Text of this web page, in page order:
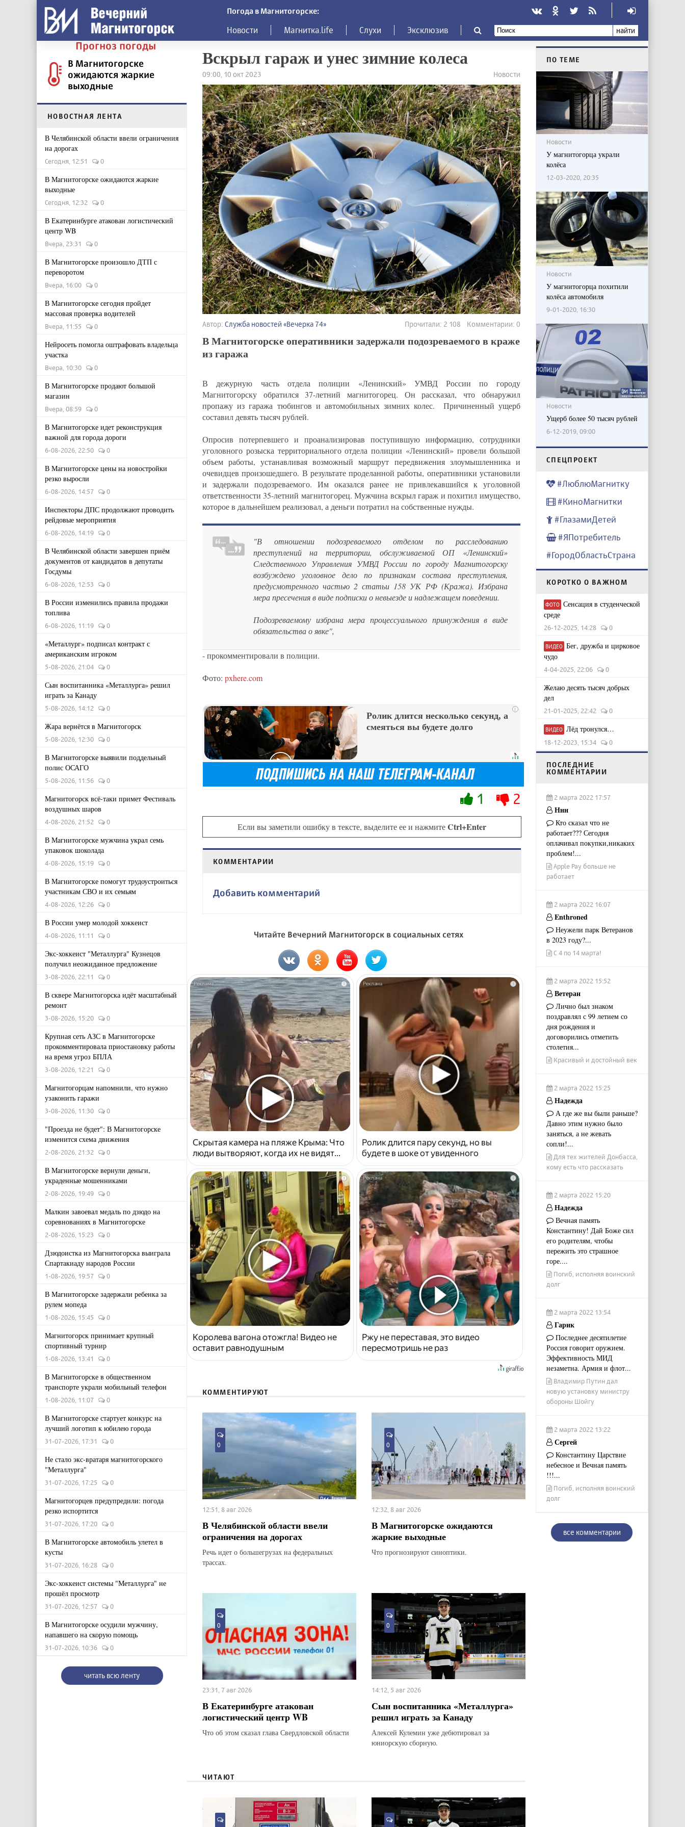
Погода в Магнитогорске:
Новости Магнитка.life Слухи Эксклюзив найти
Прогноз погоды
В Магнитогорске
ожидаются жаркие
выходные
НОВОСТНАЯ ЛЕНТА
В Челябинской области ввели ограничения
на дорогах
Сегодня, 12:51 0
В Магнитогорске ожидаются жаркие
выходные
Сегодня, 12:32 0
В Екатеринбурге атакован логистический
центр WB
Вчера, 23:31 0
В Магнитогорске произошло ДТП с
переворотом
Вчера, 16:00 0
В Магнитогорске сегодня пройдет
массовая проверка водителей
Вчера, 11:55 0
Нейросеть помогла оштрафовать владельца
участка
Вчера, 10:30 0
В Магнитогорске продают большой
магазин
Вчера, 08:59 0
В Магнитогорске идет реконструкция
важной для города дороги
6-08-2026, 22:50 0
В Магнитогорске цены на новостройки
резко выросли
6-08-2026, 14:57 0
Инспекторы ДПС продолжают проводить
рейдовые мероприятия
6-08-2026, 14:19 0
В Челябинской области завершен приём
документов от кандидатов в депутаты
Госдумы
6-08-2026, 12:53 0
В России изменились правила продажи
топлива
6-08-2026, 11:19 0
«Металлург» подписал контракт с
американским игроком
5-08-2026, 21:04 0
Сын воспитанника «Металлурга» решил
играть за Канаду
5-08-2026, 14:12 0
Жара вернётся в Магнитогорск
5-08-2026, 12:30 0
В Магнитогорске выявили поддельный
полис ОСАГО
5-08-2026, 11:56 0
Магнитогорск всё-таки примет Фестиваль
воздушных шаров
4-08-2026, 21:52 0
В Магнитогорске мужчина украл семь
упаковок шоколада
4-08-2026, 15:19 0
В Магнитогорске помогут трудоустроиться
участникам СВО и их семьям
4-08-2026, 12:26 0
В России умер молодой хоккеист
4-08-2026, 11:11 0
Экс-хоккеист "Металлурга" Кузнецов
получил неожиданное предложение
3-08-2026, 22:11 0
В сквере Магнитогорска идёт масштабный
ремонт
3-08-2026, 15:20 0
Крупная сеть АЗС в Магнитогорске
прокомментировала приостановку работы
на время угроз БПЛА
3-08-2026, 12:21 0
Магнитогорцам напомнили, что нужно
узаконить гаражи
3-08-2026, 11:30 0
"Проезда не будет": В Магнитогорске
изменится схема движения
2-08-2026, 21:32 0
В Магнитогорске вернули деньги,
украденные мошенниками
2-08-2026, 19:49 0
Малкин завоевал медаль по дзюдо на
соревнованиях в Магнитогорске
2-08-2026, 15:23 0
Дзюдоистка из Магнитогорска выиграла
Спартакиаду народов России
1-08-2026, 19:57 0
В Магнитогорске задержали ребенка за
рулем мопеда
1-08-2026, 15:45 0
Магнитогорск принимает крупный
спортивный турнир
1-08-2026, 13:41 0
В Магнитогорске в общественном
транспорте украли мобильный телефон
1-08-2026, 11:07 0
В Магнитогорске стартует конкурс на
лучший логотип к юбилею города
31-07-2026, 17:31 0
Не стало экс-вратаря магнитогорского
"Металлурга"
31-07-2026, 17:25 0
Магнитогорцев предупредили: погода
резко испортится
31-07-2026, 17:20 0
В Магнитогорске автомобиль улетел в
кусты
31-07-2026, 16:28 0
Экс-хоккеист системы "Металлурга" не
прошёл просмотр
31-07-2026, 12:57 0
В Магнитогорске осудили мужчину,
напавшего на скорую помощь
31-07-2026, 10:36 0
читать всю ленту
Вскрыл гараж и унес зимние колеса
09:00, 10 окт 2023 Новости
Автор: Служба новостей «Вечерка 74» Прочитали: 2 108 Комментарии: 0
В Магнитогорске оперативники задержали подозреваемого в краже
из гаража
В дежурную часть отдела полиции «Ленинский» УМВД России по городу
Магнитогорску обратился 37-летний магнитогорец. Он рассказал, что обнаружил
пропажу из гаража тюбингов и автомобильных зимних колес.​ ​ Причиненный ущерб
составил девять тысяч рублей.
Опросив потерпевшего и проанализировав поступившую информацию, сотрудники
уголовного розыска территориального отдела полиции «Ленинский» провели большой
объем работы, устанавливая возможный маршрут передвижения злоумышленника и
очевидцев произошедшего. В результате проделанной работы, оперативники​ установили
и задержали подозреваемого. Им оказался ранее не привлекавшийся к уголовной
ответственности 35-летний магнитогорец. Мужчина вскрыл гараж и похитил имущество,
которое в дальнейшем реализовал, а деньги потратил на собственные нужды. ​
"В отношении подозреваемого отделом по расследованию
преступлений на территории, обслуживаемой ОП «Ленинский»
Следственного Управления УМВД России по городу Магнитогорску
возбуждено уголовное дело по признакам состава преступления,
предусмотренного частью 2 статьи 158 УК РФ (Кража). Избрана
мера пресечения в виде подписки о невыезде и надлежащем поведении.
Подозреваемому избрана мера процессуального принуждения в виде
обязательства о явке",
- прокомментировали в полиции.
Фото: pxhere.com
i
Ролик длится несколько секунд, а
смеяться вы будете долго
1 2
Если вы заметили ошибку в тексте, выделите ее и нажмитеCtrl+Enter
КОММЕНТАРИИ
Добавить комментарий
Читайте Вечерний Магнитогорск в социальных сетях
i
Скрытая камера на пляже Крыма: Что
люди вытворяют, когда их не видят...
i
Ролик длится пару секунд, но вы
будете в шоке от увиденного
i
Королева вагона отожгла! Видео не
оставит равнодушным
i
Ржу не переставая, это видео
пересмотришь не раз
КОММЕНТИРУЮТ
0
12:51, 8 авг 2026
В Челябинской области ввели
ограничения на дорогах
Речь идет о большегрузах на федеральных
трассах.
0
12:32, 8 авг 2026
В Магнитогорске ожидаются
жаркие выходные
Что прогнозируют синоптики.
0
23:31, 7 авг 2026
В Екатеринбурге атакован
логистический центр WB
Что об этом сказал глава Свердловской области
0
14:12, 5 авг 2026
Сын воспитанника «Металлурга»
решил играть за Канаду
Алексей Кулемин уже дебютировал за
юниорскую сборную.
ЧИТАЮТ
ПО ТЕМЕ
Новости
У магнитогорца украли
колёса
12-03-2020, 20:35
Новости
У магнитогорца похитили
колёса автомобиля
9-01-2020, 16:30
Новости
Ущерб более 50 тысяч рублей
6-12-2019, 09:00
CПЕЦПРОЕКТ
#ЛюблюМагнитку
#КиноМагнитки
#ГлазамиДетей
#ЯПотребитель
#ГородОбластьСтрана
КОРОТКО О ВАЖНОМ
ФОТО Сенсация в студенческой
среде
26-12-2025, 14:28 0
ВИДЕО Бег, дружба и цирковое
чудо
4-04-2025, 22:06 0
Желаю десять тысяч добрых
дел
21-01-2025, 22:42 0
ВИДЕО Лёд тронулся…
18-12-2023, 15:34 0
ПОСЛЕДНИЕ
КОММЕНТАРИИ
2 марта 2022 17:57
Ннн
Кто сказал что не
работает??? Сегодня
оплачивал покупки,никаких
проблем!...
Apple Pay больше не
работает
2 марта 2022 16:07
Enthroned
Неужели парк Ветеранов
в 2023 году?...
С 4 по 14 марта!
2 марта 2022 15:52
Ветеран
Лично был знаком
поздравлял с 99 летием со
дня рождения и
договорились отметить
столетия...
Красивый и достойный век
2 марта 2022 15:25
Надежда
А где же вы были раньше?
Давно этим нужно было
заняться, а не жевать
сопли!...
Для тех жителей Донбасса,
кому есть что рассказать
2 марта 2022 15:20
Надежда
Вечная память
Константину! Дай Боже сил
его родителям, чтобы
пережить это страшное
горе....
Погиб, исполняя воинский
долг
2 марта 2022 13:54
Гарик
Последнее десятилетие
Россия говорит оружием.
Эффективность МИД
незаметна. Армия и флот...
Владимир Путин дал
новую установку министру
обороны Шойгу
2 марта 2022 13:22
Сергей
Константину Царствие
небесное и Вечная память
!!!...
Погиб, исполняя воинский
долг
все комментарии